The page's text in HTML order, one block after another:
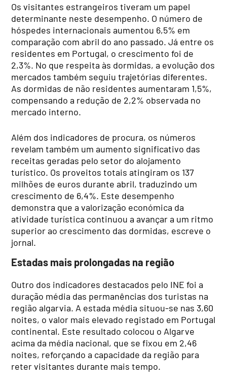
Os visitantes estrangeiros tiveram um papel
determinante neste desempenho. O número de
hóspedes internacionais aumentou 6,5% em
comparação com abril do ano passado. Já entre os
residentes em Portugal, o crescimento foi de
2,3%. No que respeita às dormidas, a evolução dos
mercados também seguiu trajetórias diferentes.
As dormidas de não residentes aumentaram 1,5%,
compensando a redução de 2,2% observada no
mercado interno.
Além dos indicadores de procura, os números
revelam também um aumento significativo das
receitas geradas pelo setor do alojamento
turístico. Os proveitos totais atingiram os 137
milhões de euros durante abril, traduzindo um
crescimento de 6,4%. Este desempenho
demonstra que a valorização económica da
atividade turística continuou a avançar a um ritmo
superior ao crescimento das dormidas, escreve o
jornal.
Estadas mais prolongadas na região
Outro dos indicadores destacados pelo INE foi a
duração média das permanências dos turistas na
região algarvia. A estada média situou-se nas 3,60
noites, o valor mais elevado registado em Portugal
continental. Este resultado colocou o Algarve
acima da média nacional, que se fixou em 2,46
noites, reforçando a capacidade da região para
reter visitantes durante mais tempo.